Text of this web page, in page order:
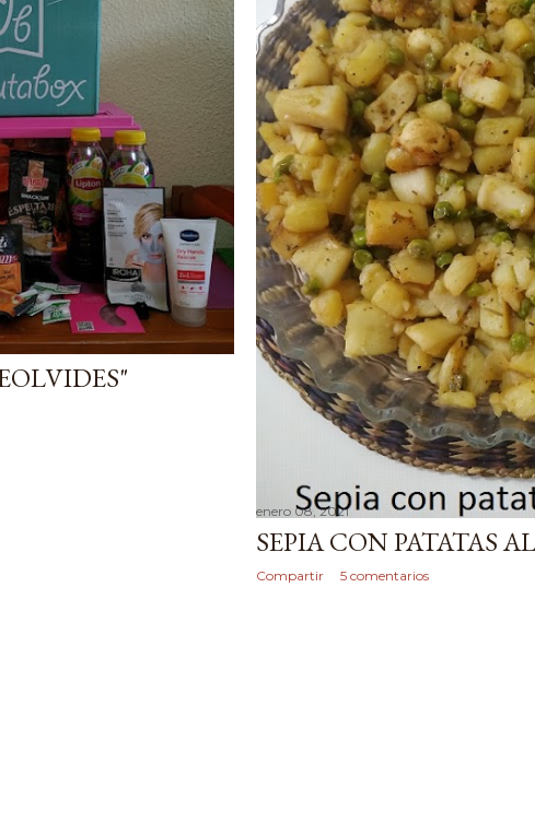
enero 08, 2021
SEPIA CON PATATAS
Compartir 5 comentarios